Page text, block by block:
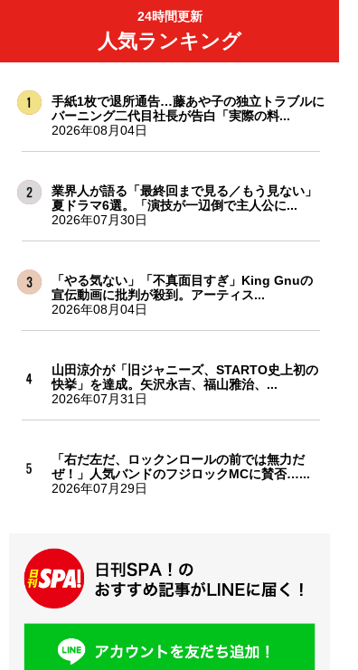
24時間更新
人気ランキング
手紙1枚で退所通告…藤あや子の独立トラブルに
バーニング二代目社長が告白「実際の料...
2026年08月04日
業界人が語る「最終回まで見る／もう見ない」
夏ドラマ6選。「演技が一辺倒で主人公に...
2026年07月30日
「やる気ない」「不真面目すぎ」King Gnuの
宣伝動画に批判が殺到。アーティス...
2026年08月04日
山田涼介が「旧ジャニーズ、STARTO史上初の
快挙」を達成。矢沢永吉、福山雅治、...
2026年07月31日
「右だ左だ、ロックンロールの前では無力だ
ぜ！」人気バンドのフジロックMCに賛否…...
2026年07月29日